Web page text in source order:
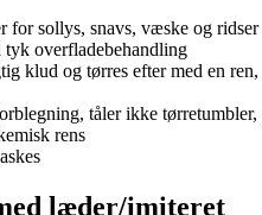
for sollys, snavs, væske og ridser
tyk overfladebehandling
klud og tørres efter med en ren,
tåler ikke tørretumbler,
rens
læder/imiteret